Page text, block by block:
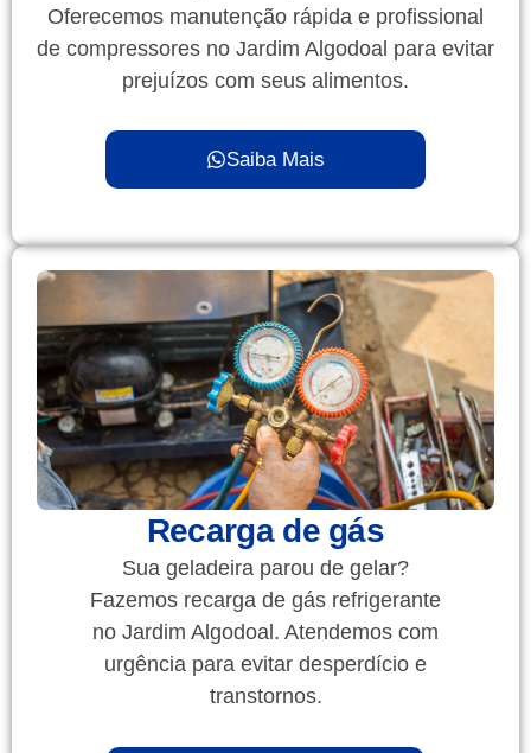
Oferecemos manutenção rápida e profissional
de compressores no Jardim Algodoal para evitar
prejuízos com seus alimentos.
Saiba Mais
Recarga de gás
Sua geladeira parou de gelar?
Fazemos recarga de gás refrigerante
no Jardim Algodoal. Atendemos com
urgência para evitar desperdício e
transtornos.